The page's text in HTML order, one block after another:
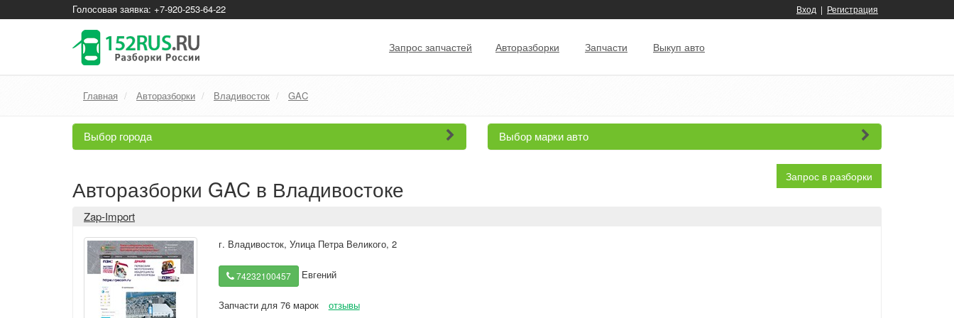
Голосовая заявка: +7-920-253-64-22 Вход | Регистрация
Запрос запчастей Авторазборки Запчасти Выкуп авто
Главная Авторазборки Владивосток GAC
Выбор города Выбор марки авто
Запрос в разборки
Авторазборки GAC в Владивостоке
Zap-Import
г. Владивосток, Улица Петра Великого, 2
74232100457 Евгений
Запчасти для 76 марок
отзывы